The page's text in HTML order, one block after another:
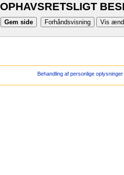
OPHAVSRETSLIGT
Behandling af personlige oplysninger